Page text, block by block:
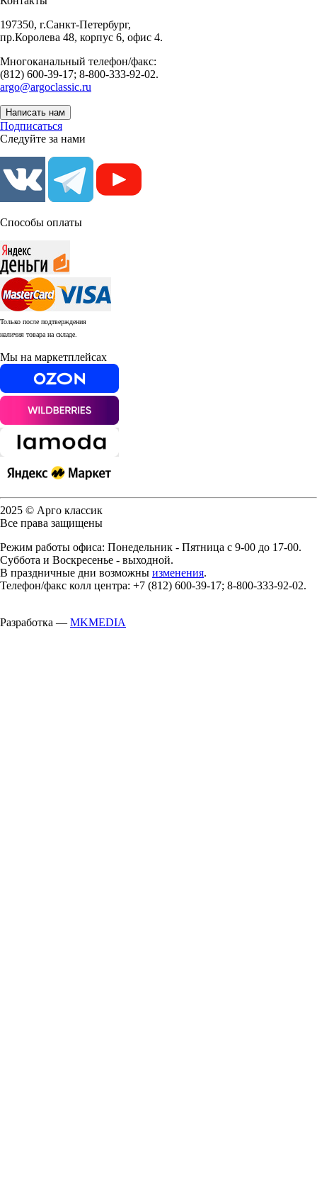
197350, г.Санкт-Петербург,
пр.Королева 48, корпус 6, офис 4.
Многоканальный телефон/факс:
(812) 600-39-17; 8-800-333-92-02.
argo@argoclassic.ru
Написать нам
Подписаться
Следуйте за нами
Способы оплаты
Только после подтверждения
наличия товара на складе.
Мы на маркетплейсах
2025 © Арго классик
Все права защищены
Режим работы офиса: Понедельник - Пятница с 9-00 до 17-00.
Суббота и Воскресенье - выходной.
В праздничные дни возможны изменения.
Телефон/факс колл центра: +7 (812) 600-39-17; 8-800-333-92-02.
Разработка — MKMEDIA